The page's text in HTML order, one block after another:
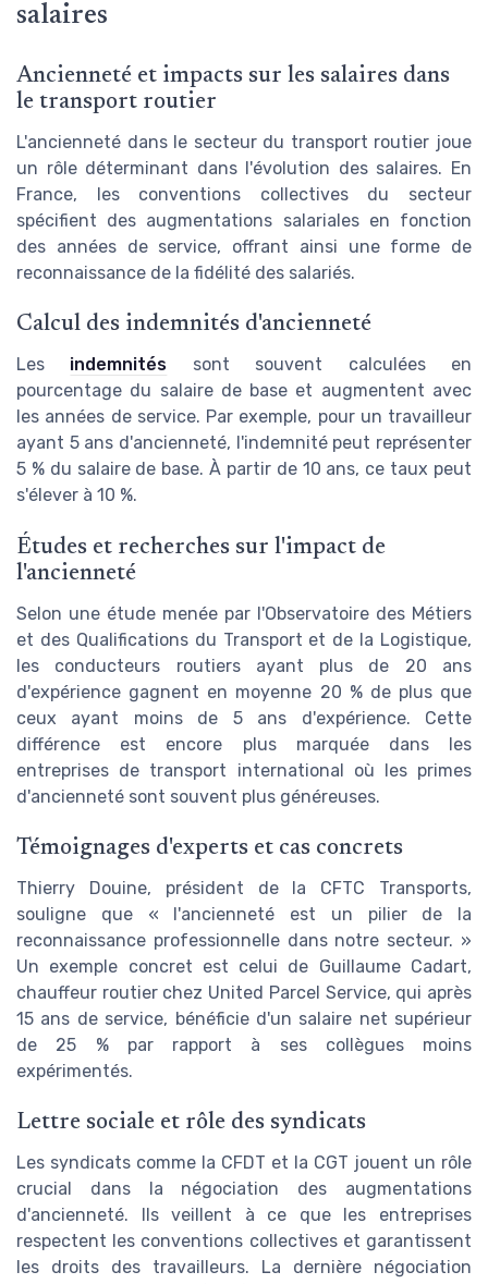
salaires
Ancienneté et impacts sur les salaires dans
le transport routier
L'ancienneté dans le secteur du transport routier joue
un rôle déterminant dans l'évolution des salaires. En
France, les conventions collectives du secteur
spécifient des augmentations salariales en fonction
des années de service, offrant ainsi une forme de
reconnaissance de la fidélité des salariés.
Calcul des indemnités d'ancienneté
Les indemnités sont souvent calculées en
pourcentage du salaire de base et augmentent avec
les années de service. Par exemple, pour un travailleur
ayant 5 ans d'ancienneté, l'indemnité peut représenter
5 % du salaire de base. À partir de 10 ans, ce taux peut
s'élever à 10 %.
Études et recherches sur l'impact de
l'ancienneté
Selon une étude menée par l'Observatoire des Métiers
et des Qualifications du Transport et de la Logistique,
les conducteurs routiers ayant plus de 20 ans
d'expérience gagnent en moyenne 20 % de plus que
ceux ayant moins de 5 ans d'expérience. Cette
différence est encore plus marquée dans les
entreprises de transport international où les primes
d'ancienneté sont souvent plus généreuses.
Témoignages d'experts et cas concrets
Thierry Douine, président de la CFTC Transports,
souligne que « l'ancienneté est un pilier de la
reconnaissance professionnelle dans notre secteur. »
Un exemple concret est celui de Guillaume Cadart,
chauffeur routier chez United Parcel Service, qui après
15 ans de service, bénéficie d'un salaire net supérieur
de 25 % par rapport à ses collègues moins
expérimentés.
Lettre sociale et rôle des syndicats
Les syndicats comme la CFDT et la CGT jouent un rôle
crucial dans la négociation des augmentations
d'ancienneté. Ils veillent à ce que les entreprises
respectent les conventions collectives et garantissent
les droits des travailleurs. La dernière négociation